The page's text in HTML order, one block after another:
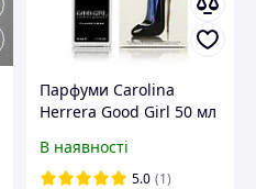
Парфуми Carolina
Herrera Good Girl 50 мл
пакованні (9055H)
В наявності
5.0 (1)